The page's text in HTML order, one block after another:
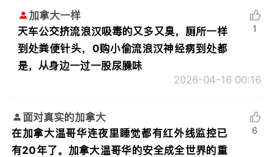
加拿大一样
天车公交挤流浪汉吸毒的又多又臭，厕所一样
到处粪便针头，0购小偷流浪汉神经病到处都
是，从身边一过一股尿臊味
2026-04-16 00:16
1
面对真实的加拿大
在加拿大温哥华连夜里睡觉都有红外线监控已
有20年了。加拿大温哥华的安全成全世界的重
6